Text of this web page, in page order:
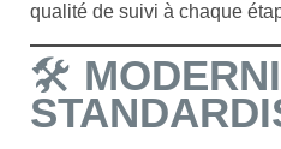
qualité de suivi à chaque
🛠️